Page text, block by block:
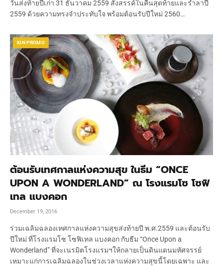
วันส่งท้ายปีเก่า 31 ธันวาคม 2559 สังสรรค์ในคืนสุดท้ายและร่ำลาปี
2559 ด้วยความทรงจำประทับใจ พร้อมต้อนรับปีใหม่ 2560…
KIN PROMO
ต้อนรับเทศกาลแห่งความสุข ในธีม “ONCE
UPON A WONDERLAND” ณ โรงแรมโซ โซฟิ
เทล แบงคอก
December 19, 2016
ร่วมเฉลิมฉลองเทศกาลแห่งความสุขส่งท้ายปี พ.ศ.2559 และต้อนรับ
ปีใหม่ ที่โรงแรมโซ โซฟิเทล แบงคอก กับธีม “Once Upon a
Wonderland” ที่จะเนรมิตโรงแรมฯให้กลายเป็นดินแดนมหัศจรรย์
เหมาะแก่การเฉลิมฉลองในช่วงเวลาแห่งความสุขนี้โดยเฉพาะ และ